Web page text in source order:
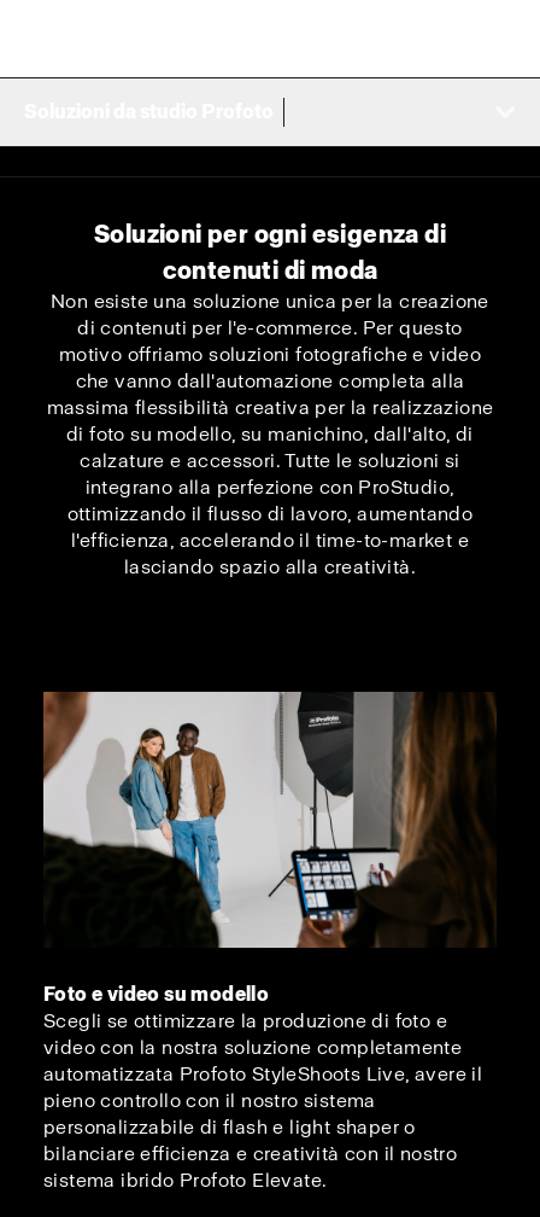
Soluzioni per ogni esigenza di
contenuti di moda
Non esiste una soluzione unica per la creazione
di contenuti per l'e-commerce. Per questo
motivo offriamo soluzioni fotografiche e video
che vanno dall'automazione completa alla
massima flessibilità creativa per la realizzazione
di foto su modello, su manichino, dall'alto, di
calzature e accessori. Tutte le soluzioni si
integrano alla perfezione con ProStudio,
ottimizzando il flusso di lavoro, aumentando
l'efficienza, accelerando il time-to-market e
lasciando spazio alla creatività.
Foto e video su modello
Scegli se ottimizzare la produzione di foto e
video con la nostra soluzione completamente
automatizzata Profoto StyleShoots Live, avere il
pieno controllo con il nostro sistema
personalizzabile di flash e light shaper o
bilanciare efficienza e creatività con il nostro
sistema ibrido Profoto Elevate.